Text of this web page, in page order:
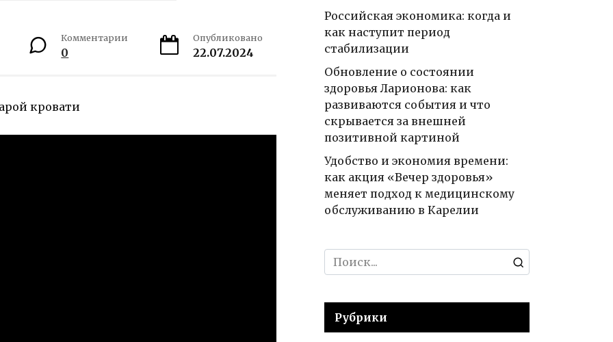
Комментарии
0
Опубликовано
22.07.2024
Российская экономика: когда и
как наступит период
стабилизации
Обновление о состоянии
здоровья Ларионова: как
развиваются события и что
скрывается за внешней
позитивной картиной
Удобство и экономия времени:
как акция «Вечер здоровья»
меняет подход к медицинскому
обслуживанию в Карелии
Search
for:
Рубрики